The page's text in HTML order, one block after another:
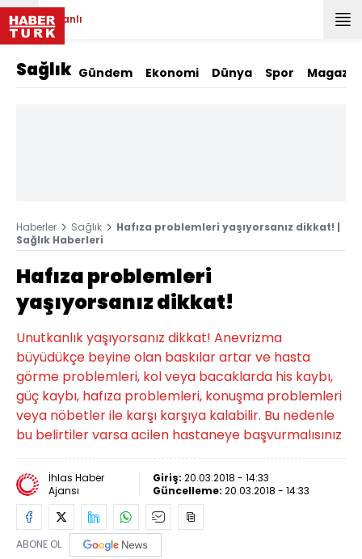
Canlı
Sağlık Gündem Ekonomi Dünya Spor Magazin
Haberler Sağlık
Hafıza problemleri yaşıyorsanız dikkat! |
Sağlık Haberleri
Hafıza problemleri
yaşıyorsanız dikkat!
Unutkanlık yaşıyorsanız dikkat! Anevrizma
büyüdükçe beyine olan baskılar artar ve hasta
görme problemleri, kol veya bacaklarda his kaybı,
güç kaybı, hafıza problemleri, konuşma problemleri
veya nöbetler ile karşı karşıya kalabilir. Bu nedenle
bu belirtiler varsa acilen hastaneye başvurmalısınız
İhlas Haber
Ajansı
Giriş: 20.03.2018 - 14:33
Güncelleme: 20.03.2018 - 14:33
ABONE OL